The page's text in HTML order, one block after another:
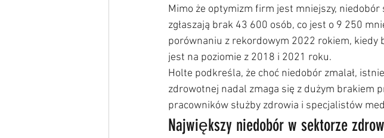
Mimo że optymizm firm jest mniejszy,
zgłaszają brak 43 600 osób, co jest o 9 250
porównaniu z rekordowym 2022 rokiem, kiedy
jest na poziomie z 2018 i 2021 roku.
Holte podkreśla, że choć niedobór zmalał,
zdrowotnej nadal zmaga się z dużym brakiem
pracowników służby zdrowia i specjalistów
Największy niedobór w sektorze